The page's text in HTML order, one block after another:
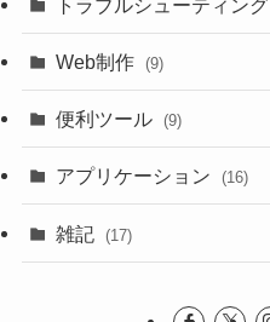
トラブルシューティング
Web制作 (9)
便利ツール (9)
アプリケーション (16)
雑記 (17)